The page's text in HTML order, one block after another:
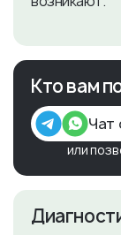
Кто вам
Чат
или